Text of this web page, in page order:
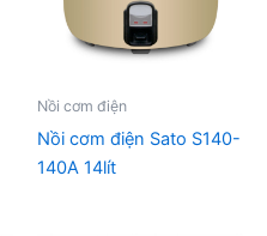
Nồi cơm điện
Nồi cơm điện Sato S140-
140A 14lít